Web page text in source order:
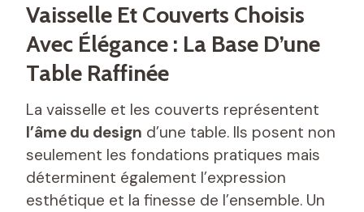
Vaisselle Et Couverts Choisis
Avec Élégance : La Base D’une
Table Raffinée
La vaisselle et les couverts représentent
l’âme du design d’une table. Ils posent non
seulement les fondations pratiques mais
déterminent également l’expression
esthétique et la finesse de l’ensemble. Un